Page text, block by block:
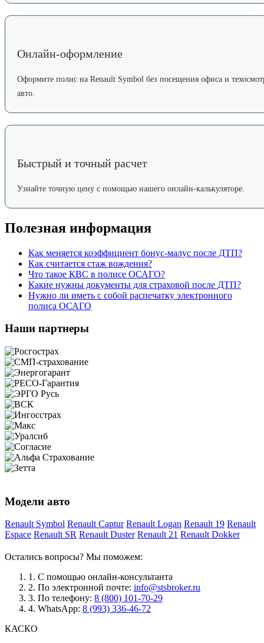
Онлайн-оформление
Оформите полис на Renault Symbol без посещения офиса и
авто.
Быстрый и точный расчет
Узнайте точную цену с помощью нашего онлайн-калькуляторе.
Полезная информация
Как меняется коэффициент бонус-малус после ДТП?
Как считается стаж вождения?
Что такое КВС в полисе ОСАГО?
Какие нужны документы для страховой после ДТП?
Нужно ли иметь с собой распечатку электронного
полиса ОСАГО
Наши партнеры
Модели авто
Renault Symbol Renault Captur Renault Logan Renault 19 Renault
Espace Renault SR Renault Duster Renault 21 Renault Dokker
Остались вопросы? Мы поможем:
1. С помощью онлайн-консультанта
2. По электронной почте: info@stsbroker.ru
3. По телефону: 8 (800) 101-70-29
4. WhatsApp: 8 (993) 336-46-72
КАСКО